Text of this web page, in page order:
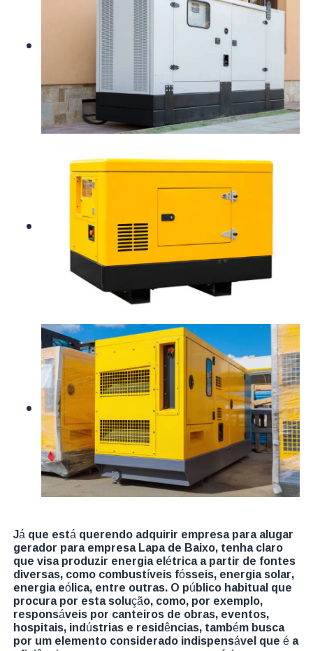
Já que está querendo adquirir empresa para alugar
gerador para empresa Lapa de Baixo, tenha claro
que visa produzir energia elétrica a partir de fontes
diversas, como combustíveis fósseis, energia solar,
energia eólica, entre outras. O público habitual que
procura por esta solução, como, por exemplo,
responsáveis por canteiros de obras, eventos,
hospitais, indústrias e residências, também busca
por um elemento considerado indispensável que é a